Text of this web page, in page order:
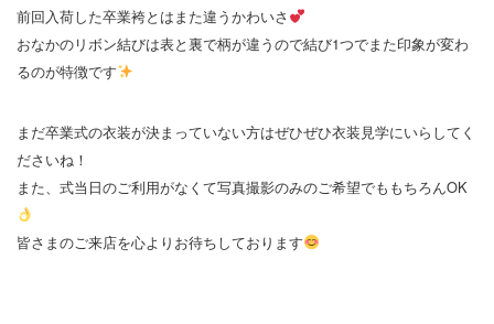
前回入荷した卒業袴とはまた違うかわいさ
おなかのリボン結びは表と裏で柄が違うので結び1つでまた印象が変わ
るのが特徴です
まだ卒業式の衣装が決まっていない方はぜひぜひ衣装見学にいらしてく
ださいね！
また、式当日のご利用がなくて写真撮影のみのご希望でももちろんOK
皆さまのご来店を心よりお待ちしております